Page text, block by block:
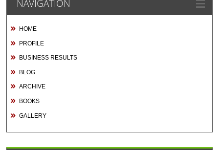
NAVIGATION
HOME
PROFILE
BUSINESS RESULTS
BLOG
ARCHIVE
BOOKS
GALLERY